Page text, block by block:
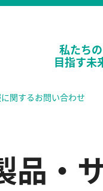
私たちの
目指す未
関するお問い合わせ
品・